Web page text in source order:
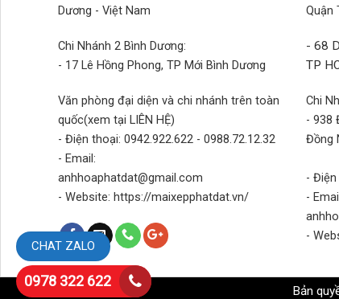
Dương - Việt Nam
Chi Nhánh 2 Bình Dương:
- 17 Lê Hồng Phong, TP Mới Bình Dương
Văn phòng đại diện và chi nhánh trên toàn
quốc(xem tại LIÊN HỆ)
- Điện thoại: 0942.922.622 - 0988.72.12.32
- Email:
anhhoaphatdat@gmail.com
- Website: https://maixepphatdat.vn/
Quận
- 68
TP
Chi
- 938
Đồng
- Điện
-
-
Bản
CHAT ZALO
0978 322 622